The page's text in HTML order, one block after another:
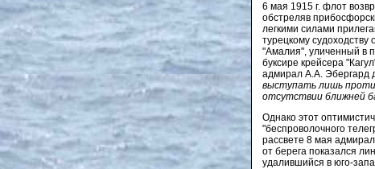
6 мая 1915 г. флот
обстреляв
легкими силами
турецкому
"Амалия", уличенный в
буксире крейсера
адмирал А.А. Эбергард
выступать лишь
отсутствии ближней
Однако этот
"беспроволочного
рассвете 8 мая
от берега показался
удалившийся в юго-